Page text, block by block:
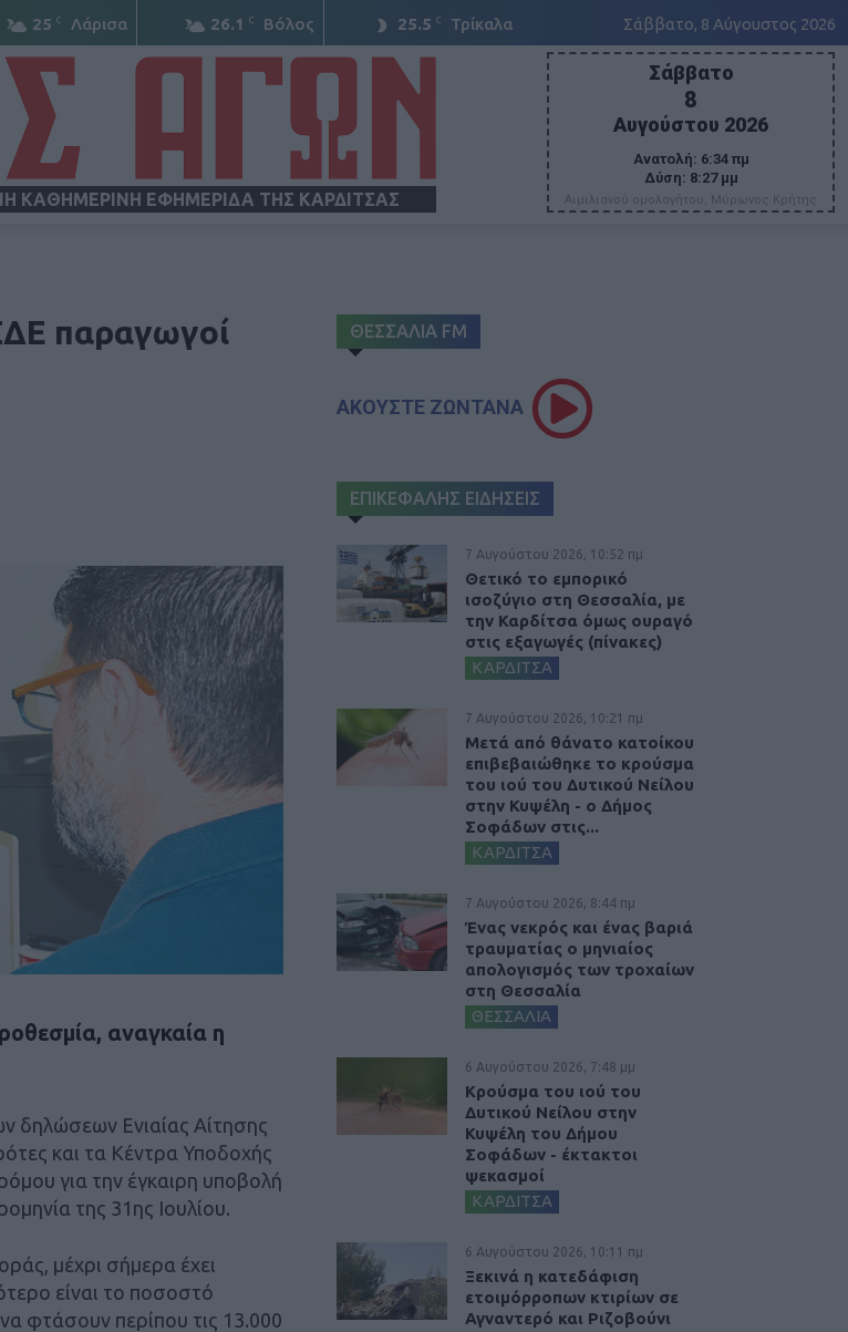
25 C Λάρισα 26.1 C Βόλος 25.5 C Τρίκαλα Σάββατο, 8 Αύγουστος 2026
ΚΑΘΗΜΕΡΙΝΗ ΕΦΗΜΕΡΙΔΑ ΤΗΣ ΚΑΡΔΙΤΣΑΣ
Σάββατο
8
Αυγούστου 2026
Ανατολή: 6:34 πμ
Δύση: 8:27 μμ
Αιμιλιανού ομολογήτου, Μύρωνος Κρήτης
παραγωγοί
αναγκαία η
δηλώσεων Ενιαίας Αίτησης
και τα Κέντρα Υποδοχής
για την έγκαιρη υποβολή
της 31ης Ιουλίου.
μέχρι σήμερα έχει
είναι το ποσοστό
φτάσουν περίπου τις 13.000
ΘΕΣΣΑΛΙΑ FM
ΑΚΟΥΣΤΕ ΖΩΝΤΑΝΑ
ΕΠΙΚΕΦΑΛΗΣ ΕΙΔΗΣΕΙΣ
7 Αυγούστου 2026, 10:52 πμ
Θετικό το εμπορικό
ισοζύγιο στη Θεσσαλία, με
την Καρδίτσα όμως ουραγό
στις εξαγωγές (πίνακες)
ΚΑΡΔΙΤΣΑ
7 Αυγούστου 2026, 10:21 πμ
Μετά από θάνατο κατοίκου
επιβεβαιώθηκε το κρούσμα
του ιού του Δυτικού Νείλου
στην Κυψέλη - ο Δήμος
Σοφάδων στις...
ΚΑΡΔΙΤΣΑ
7 Αυγούστου 2026, 8:44 πμ
Ένας νεκρός και ένας βαριά
τραυματίας ο μηνιαίος
απολογισμός των τροχαίων
στη Θεσσαλία
ΘΕΣΣΑΛΙΑ
6 Αυγούστου 2026, 7:48 μμ
Κρούσμα του ιού του
Δυτικού Νείλου στην
Κυψέλη του Δήμου
Σοφάδων - έκτακτοι
ψεκασμοί
ΚΑΡΔΙΤΣΑ
6 Αυγούστου 2026, 10:11 πμ
Ξεκινά η κατεδάφιση
ετοιμόρροπων κτιρίων σε
Αγναντερό και Ριζοβούνι